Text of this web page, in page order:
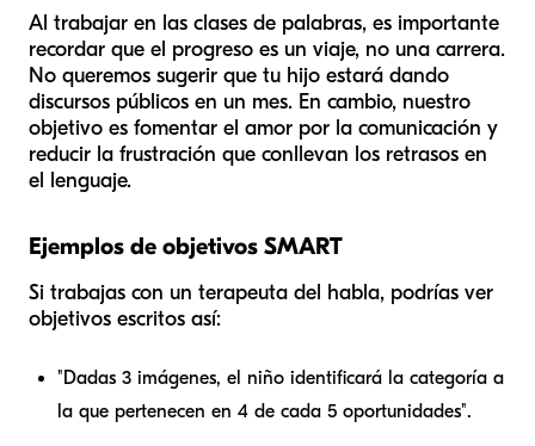
Al trabajar en las clases de palabras, es importante
recordar que el progreso es un viaje, no una carrera.
No queremos sugerir que tu hijo estará dando
discursos públicos en un mes. En cambio, nuestro
objetivo es fomentar el amor por la comunicación y
reducir la frustración que conllevan los retrasos en
el lenguaje.
Ejemplos de objetivos SMART
Si trabajas con un terapeuta del habla, podrías ver
objetivos escritos así:
"Dadas 3 imágenes, el niño identificará la categoría a
la que pertenecen en 4 de cada 5 oportunidades".